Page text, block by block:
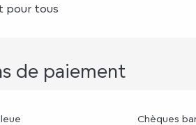
pour tous
de paiement
Chèques